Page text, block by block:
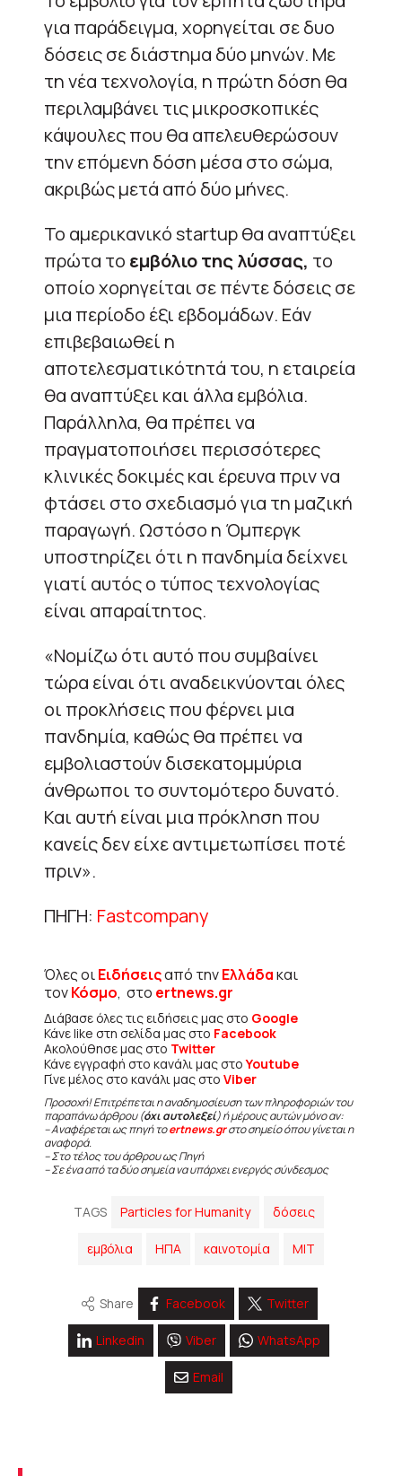
για παράδειγμα, χορηγείται σε δυο
δόσεις σε διάστημα δύο μηνών. Με
τη νέα τεχνολογία, η πρώτη δόση θα
περιλαμβάνει τις μικροσκοπικές
κάψουλες που θα απελευθερώσουν
την επόμενη δόση μέσα στο σώμα,
ακριβώς μετά από δύο μήνες.
Το αμερικανικό startup θα αναπτύξει
πρώτα το εμβόλιο της λύσσας, το
οποίο χορηγείται σε πέντε δόσεις σε
μια περίοδο έξι εβδομάδων. Εάν
επιβεβαιωθεί η
αποτελεσματικότητά του, η εταιρεία
θα αναπτύξει και άλλα εμβόλια.
Παράλληλα, θα πρέπει να
πραγματοποιήσει περισσότερες
κλινικές δοκιμές και έρευνα πριν να
φτάσει στο σχεδιασμό για τη μαζική
παραγωγή. Ωστόσο η Όμπεργκ
υποστηρίζει ότι η πανδημία δείχνει
γιατί αυτός ο τύπος τεχνολογίας
είναι απαραίτητος.
«Νομίζω ότι αυτό που συμβαίνει
τώρα είναι ότι αναδεικνύονται όλες
οι προκλήσεις που φέρνει μια
πανδημία, καθώς θα πρέπει να
εμβολιαστούν δισεκατομμύρια
άνθρωποι το συντομότερο δυνατό.
Και αυτή είναι μια πρόκληση που
κανείς δεν είχε αντιμετωπίσει ποτέ
πριν».
ΠΗΓΗ: Fastcompany
Όλες οιΕιδήσειςαπό τηνΕλλάδακαι
τονΚόσμο, στο ertnews.gr
Διάβασε όλες τις ειδήσεις μας στο Google
Κάνε like στη σελίδα μας στο Facebook
Ακολούθησε μας στο Twitter
Κάνε εγγραφή στο κανάλι μας στοYoutube
Γίνε μέλος στο κανάλι μας στο Viber
Προσοχή! Επιτρέπεται η αναδημοσίευση των πληροφοριών του
παραπάνω άρθρου (όχι αυτολεξεί) ή μέρους αυτών μόνο αν:
– Αναφέρεται ως πηγή τοertnews.grστο σημείο όπου γίνεται η
αναφορά.
– Στο τέλος του άρθρου ως Πηγή
– Σε ένα από τα δύο σημεία να υπάρχει ενεργός σύνδεσμος
TAGS Particles for Humanity δόσεις
εμβόλια ΗΠΑ καινοτομία ΜΙΤ
Share Facebook Twitter
Linkedin Viber WhatsApp
Email